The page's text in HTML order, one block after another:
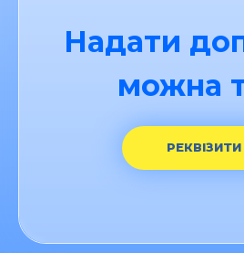
Надати
можна
РЕКВІЗИТИ